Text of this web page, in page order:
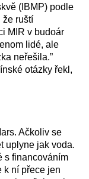
(IBMP) podle
že ruští
MIR v budoár
lidé, ale
neřešila.”
otázky řekl,
Ačkoliv se
uplyne jak voda.
s financováním
k ní přece jen